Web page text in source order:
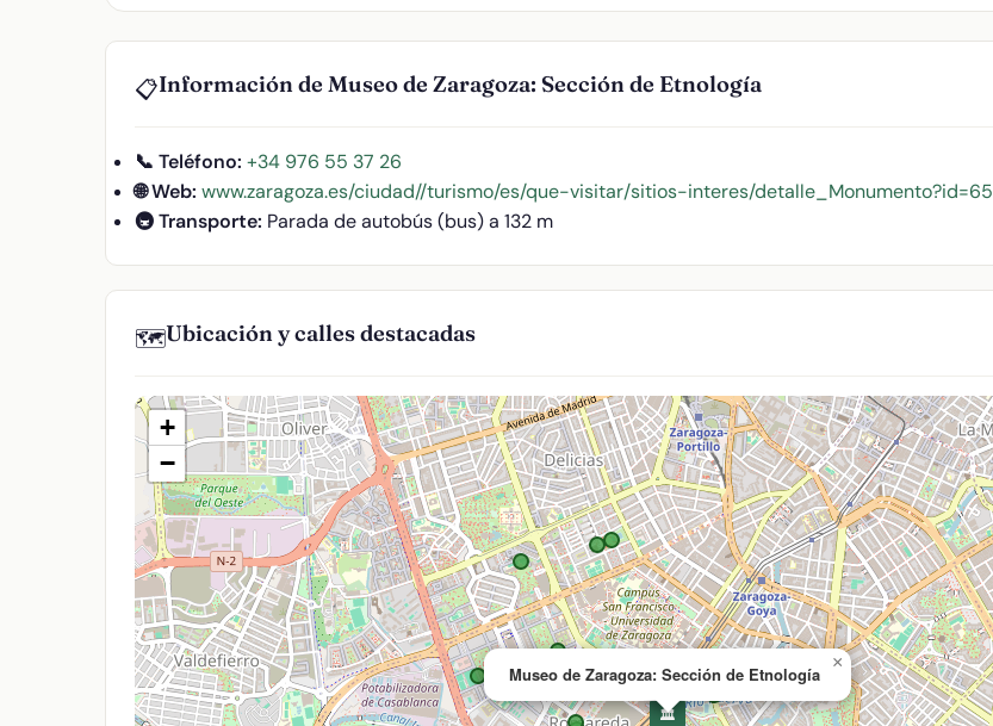
📋Información de Museo de Zaragoza: Sección de Etnología
📞 Teléfono: +34 976 55 37 26
🌐 Web: www.zaragoza.es/ciudad//turismo/es/que-visitar/sitios-interes/detalle_Monumento?id=65
🚇 Transporte: Parada de autobús (bus) a 132 m
🗺️Ubicación y calles destacadas
🏛️
Museo de Zaragoza: Sección de Etnología
×
+
−